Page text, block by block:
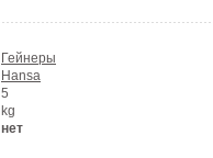
Гейнеры
Hansa
5
kg
нет